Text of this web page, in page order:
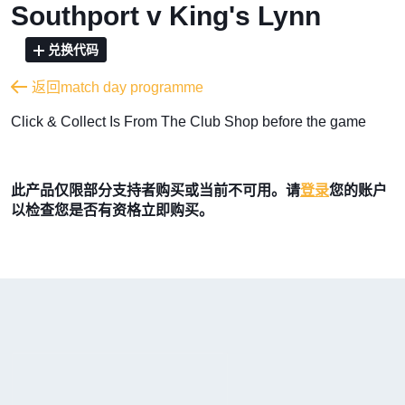
Southport v King's Lynn
兑换代码
返回match day programme
​Click & Collect Is From The Club Shop before the game
此产品仅限部分支持者购买或当前不可用。请登录您的账户
以检查您是否有资格立即购买。